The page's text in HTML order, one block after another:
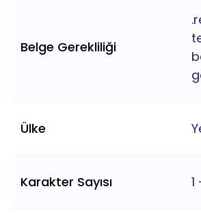
Belge Gerekliliği
Ülke
Karakter Sayısı